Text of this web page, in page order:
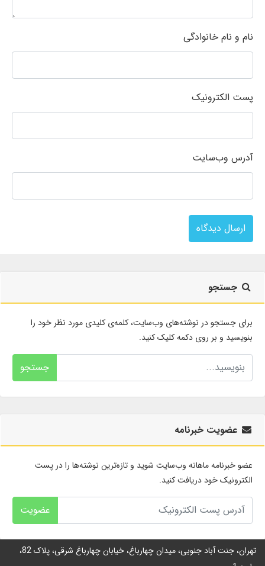
نام و نام خانوادگی
پست الکترونیک
آدرس وب‌سایت
ارسال دیدگاه
جستجو
برای جستجو در نوشته‌های وب‌سایت، کلمه‌ی کلیدی مورد نظر خود را
بنویسید و بر روی دکمه کلیک کنید.
جستجو
عضویت خبرنامه
عضو خبرنامه ماهانه وب‌سایت شوید و تازه‌ترین نوشته‌ها را در پست
الکترونیک خود دریافت کنید.
عضویت
تهران، جنت آباد جنوبی، میدان چهارباغ، خیابان چهارباغ شرقی، پلاک 82،